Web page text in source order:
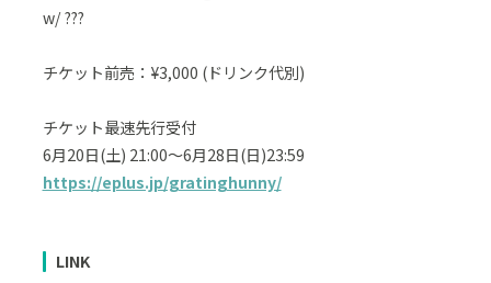
w/ ???
チケット前売：¥3,000 (ドリンク代別)
チケット最速先行受付
6月20日(土) 21:00〜6月28日(日)23:59
https://eplus.jp/gratinghunny/
LINK